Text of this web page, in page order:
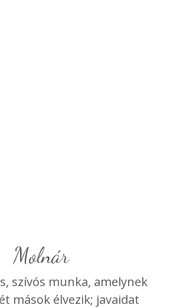
molnár
szívós munka, amelynek
mások élvezik; javaidat